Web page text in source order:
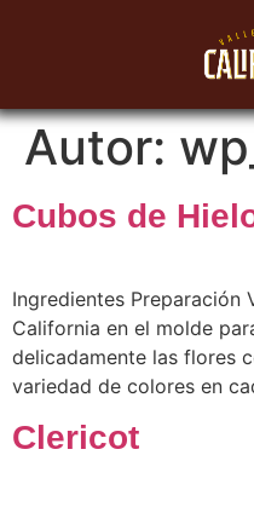
Autor:
Cubos de
Ingredientes Preparación
California en el molde
delicadamente las flores
variedad de colores en
Clericot